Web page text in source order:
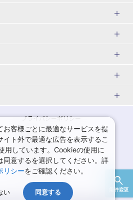
条件変更
千葉県
栃木県
神奈川県ホテル・旅館
千葉県ホテル・旅館
栃木県ホテル・旅館
蔵王温泉(山形)
鳴子温泉(宮城)
飯坂温泉(福島)
岩手旅行・ツアー
秋田旅行・ツアー
福島旅行・ツアー
神奈川旅行・ツアー
ユニバーサル・スタジオ・ジャパ
女子旅 国内版
ゴールデンウィーク（GW）の国内
旅行
7月の国内旅行
9月の国内旅行
11月の国内旅行
プライバシーポリシー
規約集
商標について
採用情報
お客様ごとに最適なサービスを提
ト外で最適な広告を表示するこ
用しています。Cookieの使用に
同意するを選択してください。詳
リシーをご確認ください。
い 同意する